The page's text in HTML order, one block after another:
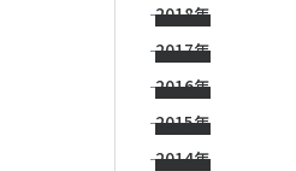
2018年
2017年
2016年
2015年
2014年